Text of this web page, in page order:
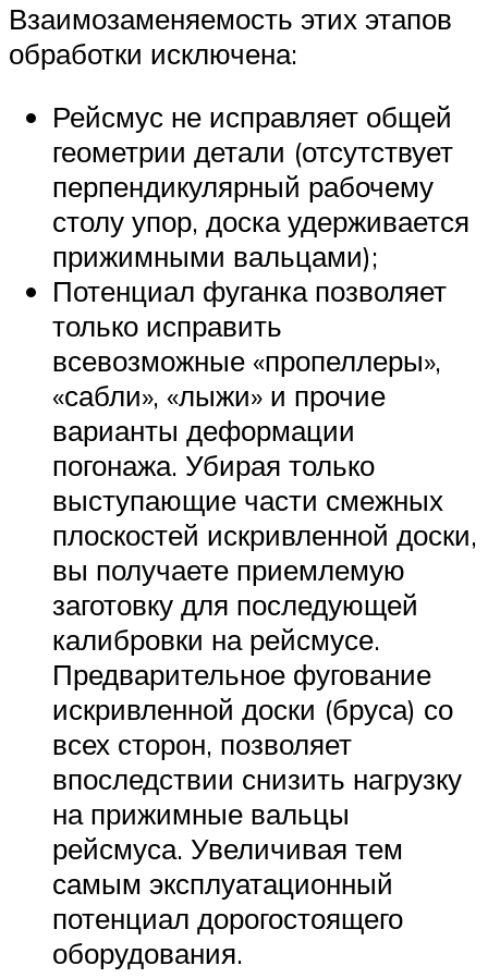
Взаимозаменяемость этих этапов
обработки исключена:
Рейсмус не исправляет общей
геометрии детали (отсутствует
перпендикулярный рабочему
столу упор, доска удерживается
прижимными вальцами);
Потенциал фуганка позволяет
только исправить
всевозможные «пропеллеры»,
«сабли», «лыжи» и прочие
варианты деформации
погонажа. Убирая только
выступающие части смежных
плоскостей искривленной доски,
вы получаете приемлемую
заготовку для последующей
калибровки на рейсмусе.
Предварительное фугование
искривленной доски (бруса) со
всех сторон, позволяет
впоследствии снизить нагрузку
на прижимные вальцы
рейсмуса. Увеличивая тем
самым эксплуатационный
потенциал дорогостоящего
оборудования.